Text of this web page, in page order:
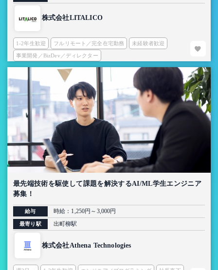
株式会社LITALICO
1-2年生歓迎 フルリモート／完全在宅勤務 未経験者歓迎
事業開発／BizDev／ディレクター
最先端技術を駆使して課題を解決するAI/ML学生エンジニア
募集！
給与 時給：1,250円～3,000円
最寄り駅 出町柳駅
株式会社Athena Technologies